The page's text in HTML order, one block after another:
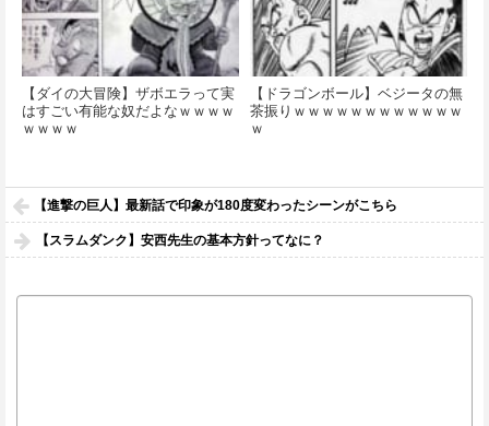
【ダイの大冒険】ザボエラって実
はすごい有能な奴だよなｗｗｗｗ
ｗｗｗｗ
【ドラゴンボール】ベジータの無
茶振りｗｗｗｗｗｗｗｗｗｗｗｗ
ｗ
【進撃の巨人】最新話で印象が180度変わったシーンがこちら
【スラムダンク】安西先生の基本方針ってなに？